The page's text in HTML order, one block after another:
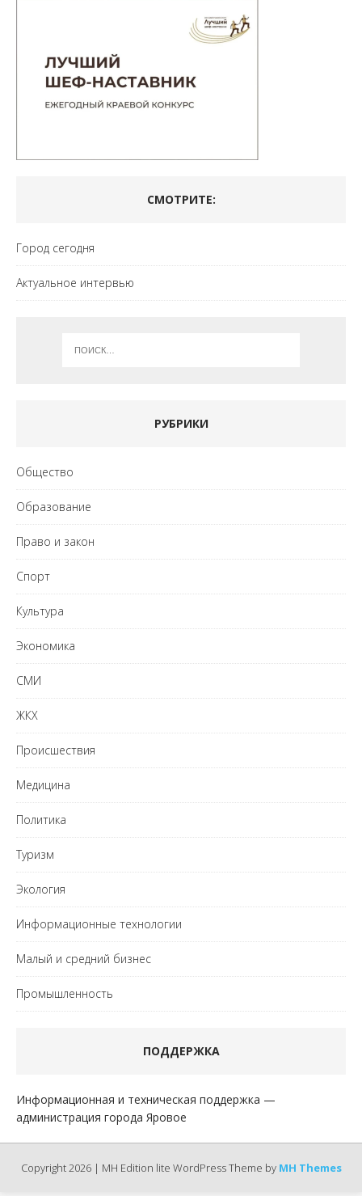
СМОТРИТЕ:
Город сегодня
Актуальное интервью
РУБРИКИ
Общество
Образование
Право и закон
Спорт
Культура
Экономика
СМИ
ЖКХ
Происшествия
Медицина
Политика
Туризм
Экология
Информационные технологии
Малый и средний бизнес
Промышленность
ПОДДЕРЖКА
Информационная и техническая поддержка —
администрация города Яровое
Copyright 2026 | MH Edition lite WordPress Theme by MH Themes